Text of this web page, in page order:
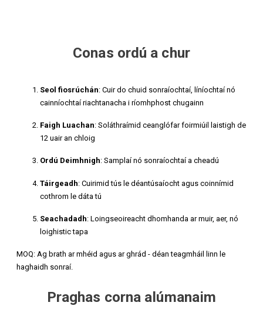
Conas ordú a chur
Seol fiosrúchán: Cuir do chuid sonraíochtaí, líníochtaí nó
cainníochtaí riachtanacha i ríomhphost chugainn
Faigh Luachan: Soláthraímid ceanglófar foirmiúil laistigh de
12 uair an chloig
Ordú Deimhnigh: Samplaí nó sonraíochtaí a cheadú
Táirgeadh: Cuirimid tús le déantúsaíocht agus coinnímid
cothrom le dáta tú
Seachadadh: Loingseoireacht dhomhanda ar muir, aer, nó
loighistic tapa
MOQ: Ag brath ar mhéid agus ar ghrád - déan teagmháil linn le
haghaidh sonraí.
Praghas corna alúmanaim